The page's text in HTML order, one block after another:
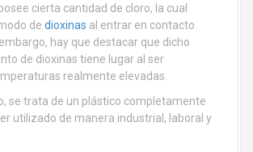
cierta cantidad de cloro, la cual
de dioxinas al entrar en contacto
hay que destacar que dicho
de dioxinas tiene lugar al ser
realmente elevadas.
se trata de un plástico completamente
utilizado de manera industrial, laboral y